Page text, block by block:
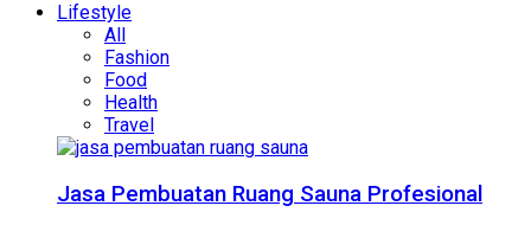
Lifestyle
All
Fashion
Food
Health
Travel
Jasa Pembuatan Ruang Sauna Profesional